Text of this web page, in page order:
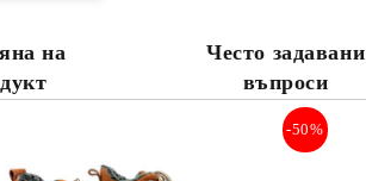
на
Често задавани
въпроси
-50%